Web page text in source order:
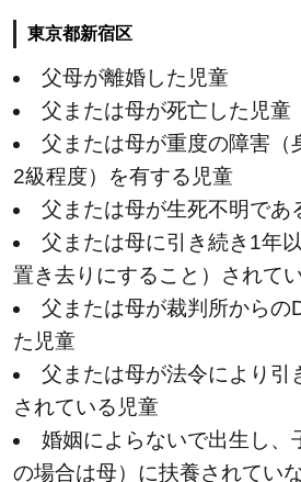
療
費
助
成
の
受
給
は
必
要
な
権
利
東京都新宿区
父母が離婚した児童
父または母が死亡した児童
父または母が重度の障害（
2級程度）を有する児童
父または母が生死不明であ
父または母に引き続き1年
置き去りにすること）されて
父または母が裁判所からの
た児童
父または母が法令により引
されている児童
婚姻によらないで出生し、
の場合は母）に扶養されてい